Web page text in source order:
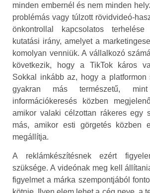
minden embernél és nem minden
problémás vagy túlzott rövidvideó-
önkontrollal kapcsolatos
kutatási irány, amelyet a
komolyan venniük. A vállalkozó
következik, hogy a TikTok káros
Sokkal inkább az, hogy a platformon
gyakran más természetű,
információkeresés közben
amikor valaki célzottan rákeres egy
más, amikor esti görgetés közben
megállítja.
A reklámkészítésnek ezért
szüksége. A videónak meg kell
figyelmet a márka szempontjából